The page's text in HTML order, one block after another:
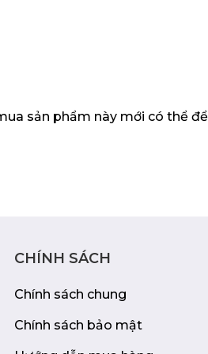
vời cho các nhà sáng
không gian làm việc hiện
sản phẩm này mới có thể để
CHÍNH SÁCH
Chính sách chung
Chính sách bảo mật